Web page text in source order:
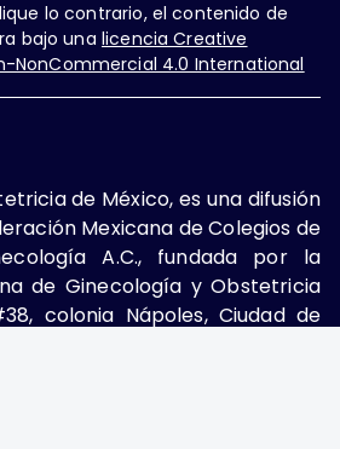
lo contrario, el contenido de
bajo una licencia Creative
NonCommercial 4.0 International
de México, es una difusión
Mexicana de Colegios de
A.C., fundada por la
de Ginecología y Obstetricia
colonia Nápoles, Ciudad de